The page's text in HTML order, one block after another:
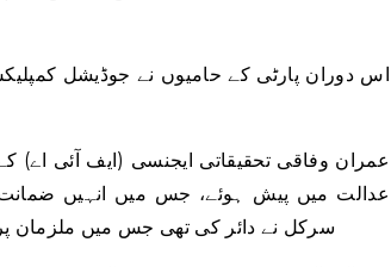
اس دوران پارٹی کے حامیوں نے جوڈیشل
عمران وفاقی تحقیقاتی ایجنسی (ایف آئی
عدالت میں پیش ہوئے، جس میں انہیں
سرکل نے دائر کی تھی جس میں ملزمان پر